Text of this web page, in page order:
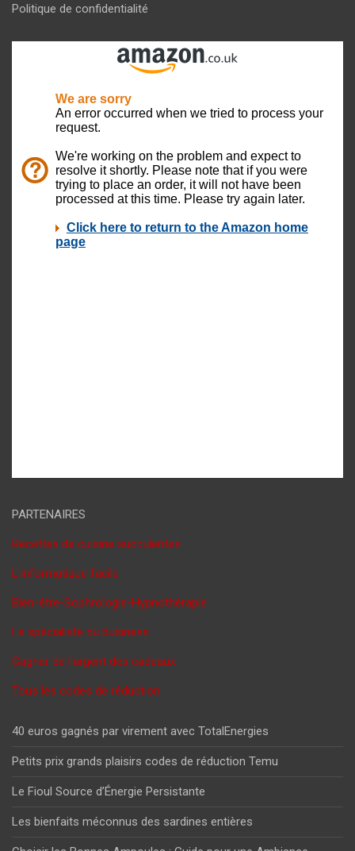
Politique de confidentialité
PARTENAIRES
Recettes de cuisine succulentes
L'informatique facile
Bien-être-Sophrologie-Hypnothérapie
Le spécialiste du business
Gagner de l'argent des cadeaux
Tous les codes de réduction
40 euros gagnés par virement avec TotalEnergies
Petits prix grands plaisirs codes de réduction Temu
Le Fioul Source d’Énergie Persistante
Les bienfaits méconnus des sardines entières